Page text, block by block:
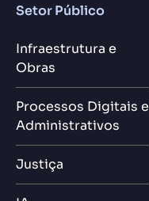
Setor Público
Infraestrutura e
Obras
Processos Digitais e
Administrativos
Justiça